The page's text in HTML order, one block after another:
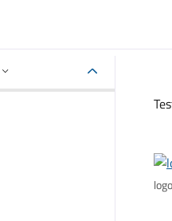
logo